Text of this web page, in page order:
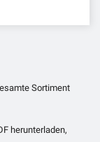
Sortiment
herunterladen,